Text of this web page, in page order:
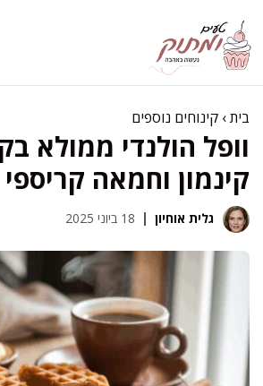
לתוכן
בית› קינוחים נוספים
וופל הולנדי ממולא
קינמון וחמאה קריספי
גלית אוחיון 18 ביוני 2025